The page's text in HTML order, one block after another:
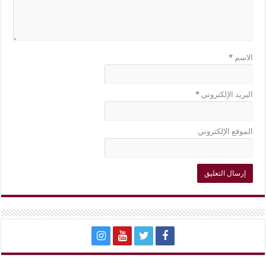
الاسم*
البريد الإلكتروني*
الموقع الإلكتروني